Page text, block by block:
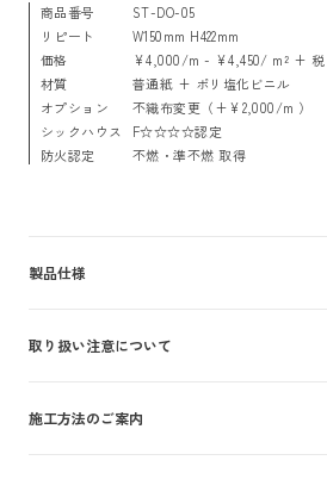
商品番号
ST-DO-05
リピート
W150mm H422mm
価格
¥4,000/m - ¥4,450/ m² + 税
材質
普通紙 + ポリ塩化ビニル
オプション
不織布変更（+¥2,000/m ）
シックハウス
F☆☆☆☆認定
防火認定
不燃・準不燃 取得
製品仕様
・サイズ
940mm×47m（
取り扱い注意について
| 1.防火性能について |
施工方法のご案内